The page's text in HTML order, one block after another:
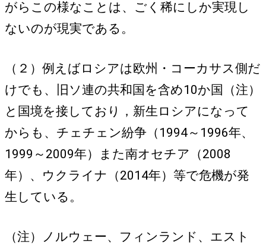
がらこの様なことは、ごく稀にしか実現し
ないのが現実である。
（２）例えばロシアは欧州・コーカサス側だ
けでも、旧ソ連の共和国を含め10か国（注）
と国境を接しており，新生ロシアになって
からも、チェチェン紛争（1994～1996年、
1999～2009年）また南オセチア（2008
年）、ウクライナ（2014年）等で危機が発
生している。
（注）ノルウェー、フィンランド、エスト